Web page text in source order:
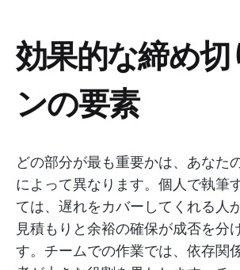
効果的な締め切
ンの要素
どの部分が最も重要かは、あなた
によって異なります。個人で執筆
ては、遅れをカバーしてくれる人
見積もりと余裕の確保が成否を分
す。チームでの作業では、依存関